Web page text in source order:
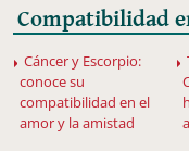
Compatibilidad
Cáncer y Escorpio:
conoce su
compatibilidad en el
amor y la amistad